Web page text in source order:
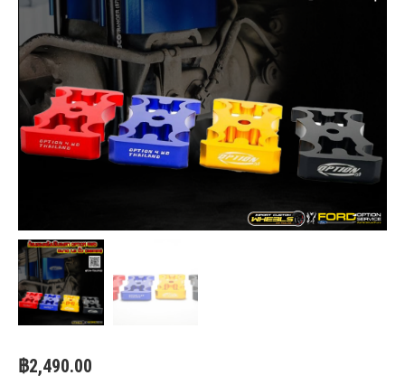
฿2,490.00